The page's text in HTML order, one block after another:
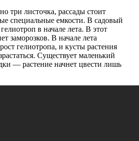
три листочка, рассады стоит
специальные емкости. В садовый
в начале лета. В этот
заморозков. В начале лета
гелиотропа, и кусты растения
Существует маленький
— растение начнет цвести лишь